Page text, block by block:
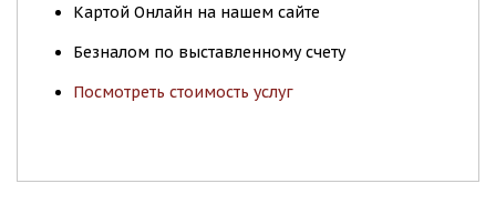
Картой Онлайн на нашем сайте
Безналом по выставленному счету
Посмотреть стоимость услуг